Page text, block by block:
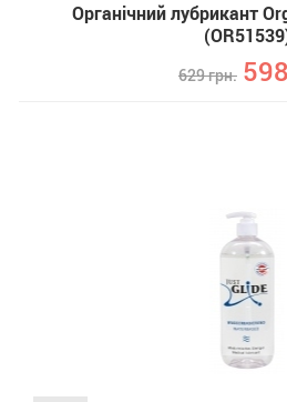
Органічний лубрикант
629грн. 598